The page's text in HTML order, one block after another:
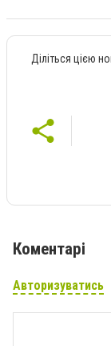
Діліться цією
Коментарі
Авторизуватись